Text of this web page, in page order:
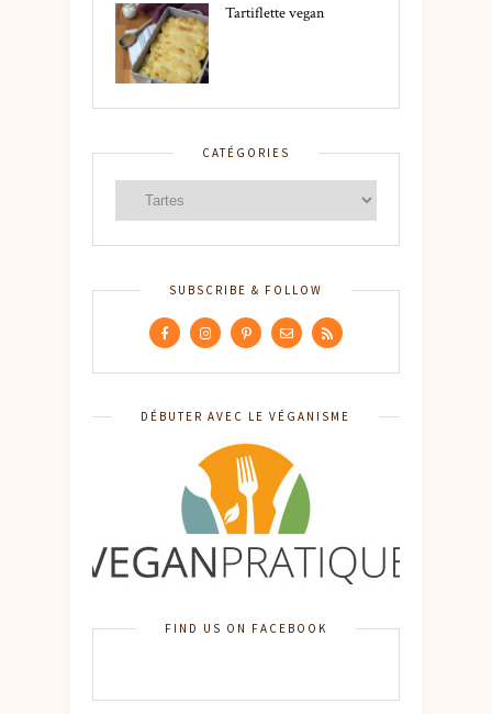
Tartiflette vegan
CATÉGORIES
SUBSCRIBE & FOLLOW
DÉBUTER AVEC LE VÉGANISME
FIND US ON FACEBOOK